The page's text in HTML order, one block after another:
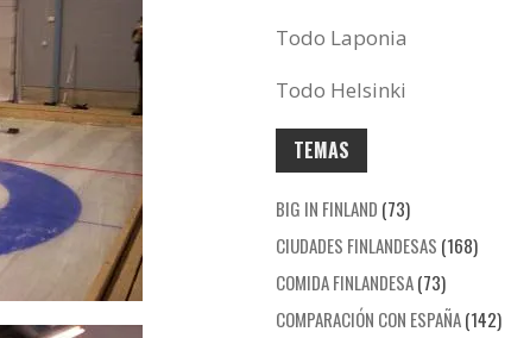
Todo Laponia
Todo Helsinki
TEMAS
BIG IN FINLAND (73)
CIUDADES FINLANDESAS (168)
COMIDA FINLANDESA(73)
COMPARACIÓN CON ESPAÑA(142)